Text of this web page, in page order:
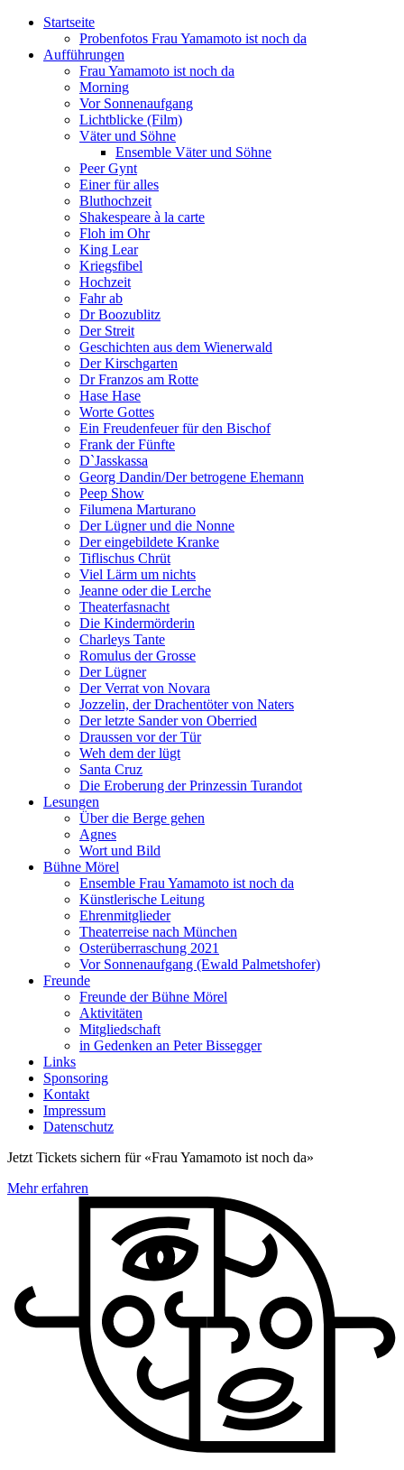
Startseite
Probenfotos Frau Yamamoto ist noch da
Aufführungen
Frau Yamamoto ist noch da
Morning
Vor Sonnenaufgang
Lichtblicke (Film)
Väter und Söhne
Ensemble Väter und Söhne
Peer Gynt
Einer für alles
Bluthochzeit
Shakespeare à la carte
Floh im Ohr
King Lear
Kriegsfibel
Hochzeit
Fahr ab
Dr Boozublitz
Der Streit
Geschichten aus dem Wienerwald
Der Kirschgarten
Dr Franzos am Rotte
Hase Hase
Worte Gottes
Ein Freudenfeuer für den Bischof
Frank der Fünfte
D`Jasskassa
Georg Dandin/Der betrogene Ehemann
Peep Show
Filumena Marturano
Der Lügner und die Nonne
Der eingebildete Kranke
Tiflischus Chrüt
Viel Lärm um nichts
Jeanne oder die Lerche
Theaterfasnacht
Die Kindermörderin
Charleys Tante
Romulus der Grosse
Der Lügner
Der Verrat von Novara
Jozzelin, der Drachentöter von Naters
Der letzte Sander von Oberried
Draussen vor der Tür
Weh dem der lügt
Santa Cruz
Die Eroberung der Prinzessin Turandot
Lesungen
Über die Berge gehen
Agnes
Wort und Bild
Bühne Mörel
Ensemble Frau Yamamoto ist noch da
Künstlerische Leitung
Ehrenmitglieder
Theaterreise nach München
Osterüberraschung 2021
Vor Sonnenaufgang (Ewald Palmetshofer)
Freunde
Freunde der Bühne Mörel
Aktivitäten
Mitgliedschaft
in Gedenken an Peter Bissegger
Links
Sponsoring
Kontakt
Impressum
Datenschutz
Jetzt Tickets sichern für «Frau Yamamoto ist noch da»
Mehr erfahren